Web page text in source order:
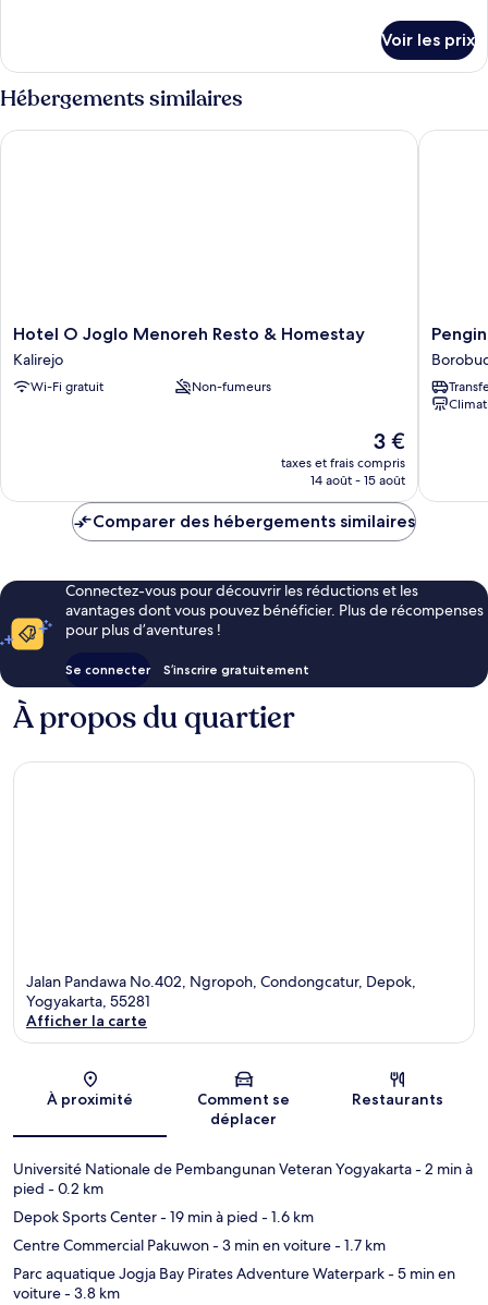
le
type
de
chambre
Chambre
Voir les prix
Hébergements similaires
Hotel
O
Joglo
Menoreh
Hotel O Joglo Menoreh Resto & Homestay
Kalirejo
Wi-Fi gratuit Non-fumeurs
Le
nouveau
prix
de
3 €
taxes et frais compris
14 août - 15 août
Hotel O Joglo Menoreh Resto & Homestay
Udin
Syariah
Bukit
Rhema
Comparer des hébergements similaires
Connectez-vous pour découvrir les réductions et les
avantages dont vous pouvez bénéficier. Plus de récompenses
pour plus d’aventures !
Se connecter S’inscrire gratuitement
À propos du quartier
Jalan Pandawa No.402, Ngropoh, Condongcatur, Depok,
Yogyakarta, 55281
Afficher la carte
À proximité
Comment se
déplacer
Restaurants
Université Nationale de Pembangunan Veteran Yogyakarta- 2 min à
pied - 0.2 km
Depok Sports Center- 19 min à pied - 1.6 km
Centre Commercial Pakuwon- 3 min en voiture- 1.7 km
Parc aquatique Jogja Bay Pirates Adventure Waterpark- 5 min en
voiture- 3.8 km